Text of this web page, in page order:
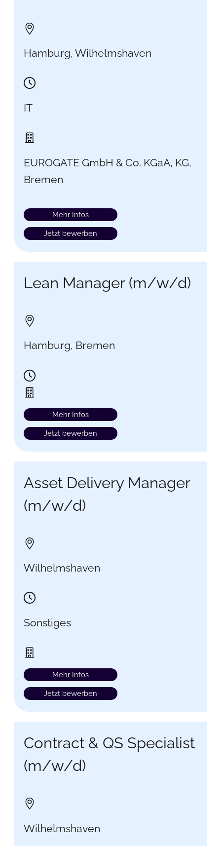
Hamburg, Wilhelmshaven
IT
EUROGATE GmbH & Co. KGaA, KG,
Bremen
Mehr Infos
Jetzt bewerben
Lean Manager (m/w/d)
Hamburg, Bremen
Mehr Infos
Jetzt bewerben
Asset Delivery Manager
(m/w/d)
Wilhelmshaven
Sonstiges
Mehr Infos
Jetzt bewerben
Contract & QS Specialist
(m/w/d)
Wilhelmshaven